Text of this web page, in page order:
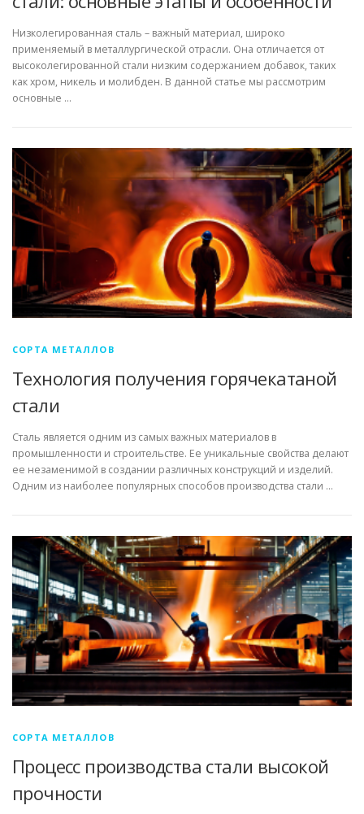
Низколегированная сталь – важный материал, широко
применяемый в металлургической отрасли. Она отличается от
высоколегированной стали низким содержанием добавок, таких
как хром, никель и молибден. В данной статье мы рассмотрим
основные …
СОРТА МЕТАЛЛОВ
Технология получения горячекатаной
стали
Сталь является одним из самых важных материалов в
промышленности и строительстве. Ее уникальные свойства делают
ее незаменимой в создании различных конструкций и изделий.
Одним из наиболее популярных способов производства стали …
СОРТА МЕТАЛЛОВ
Процесс производства стали высокой
прочности